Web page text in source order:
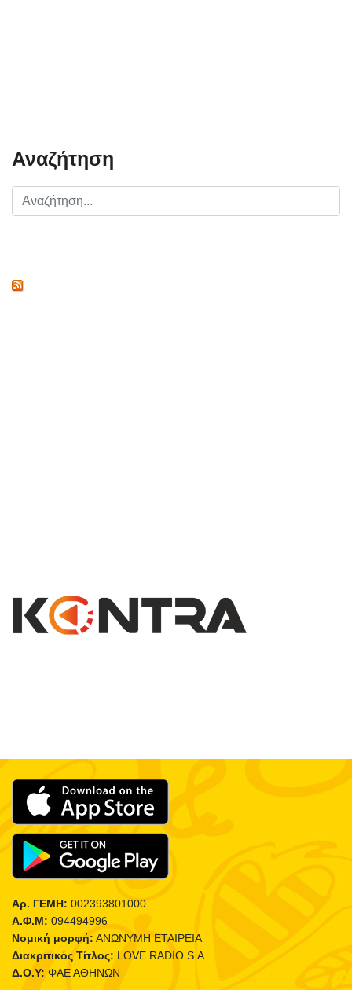
Αναζήτηση
Αρ. ΓΕΜΗ: 002393801000
Α.Φ.Μ: 094494996
Νομική μορφή: ΑΝΩΝΥΜΗ ΕΤΑΙΡΕΙΑ
Διακριτικός Τίτλος: LOVE RADIO S.A
Δ.Ο.Υ: ΦΑΕ ΑΘΗΝΩΝ